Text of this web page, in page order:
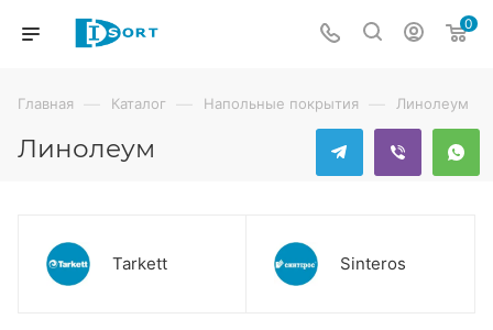
0
Главная — Каталог — Напольные покрытия — Линолеум
Линолеум
Tarkett Sinteros